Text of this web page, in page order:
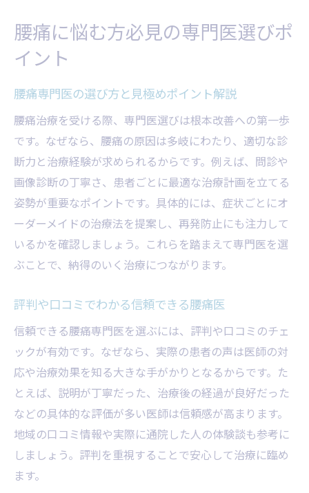
腰痛に悩む方必見の専門医選びポ
イント
腰痛専門医の選び方と見極めポイント解説
腰痛治療を受ける際、専門医選びは根本改善への第一歩
です。なぜなら、腰痛の原因は多岐にわたり、適切な診
断力と治療経験が求められるからです。例えば、問診や
画像診断の丁寧さ、患者ごとに最適な治療計画を立てる
姿勢が重要なポイントです。具体的には、症状ごとにオ
ーダーメイドの治療法を提案し、再発防止にも注力して
いるかを確認しましょう。これらを踏まえて専門医を選
ぶことで、納得のいく治療につながります。
評判や口コミでわかる信頼できる腰痛医
信頼できる腰痛専門医を選ぶには、評判や口コミのチェ
ックが有効です。なぜなら、実際の患者の声は医師の対
応や治療効果を知る大きな手がかりとなるからです。た
とえば、説明が丁寧だった、治療後の経過が良好だった
などの具体的な評価が多い医師は信頼感が高まります。
地域の口コミ情報や実際に通院した人の体験談も参考に
しましょう。評判を重視することで安心して治療に臨め
ます。